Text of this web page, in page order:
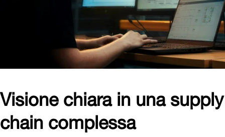
Visione chiara in una supply
chain complessa